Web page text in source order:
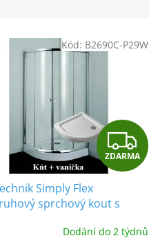
Z
D
R
ZDARMA
Simply Flex
sprchový kout s
Dodání do 2 týdnů
Kód: B2690C-P29W